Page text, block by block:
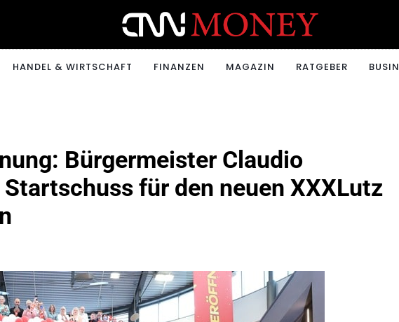
HANDEL & WIRTSCHAFT FINANZEN MAGAZIN RATGEBER
Bürgermeister Claudio
für den neuen XXXLutz